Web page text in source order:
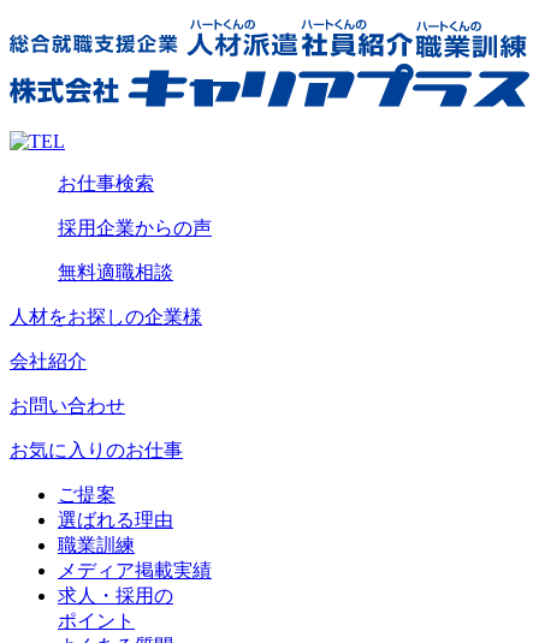
お仕事検索
採用企業からの声
無料適職相談
人材をお探しの企業様
会社紹介
お問い合わせ
お気に入りのお仕事
ご提案
選ばれる理由
職業訓練
メディア掲載実績
求人・採用の
ポイント